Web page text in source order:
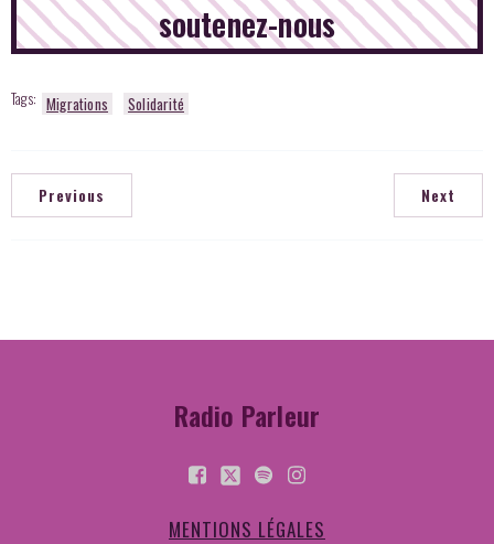
soutenez-nous
Tags: Migrations Solidarité
Previous Next
Radio Parleur
MENTIONS LÉGALES